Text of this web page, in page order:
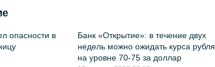
опасности в
Банк «Открытие»: в течение двух
недель можно ожидать курса рубля
на уровне 70-75 за доллар